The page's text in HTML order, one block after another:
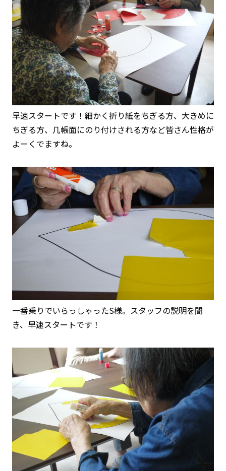
早速スタートです！細かく折り紙をちぎる方、大きめに
ちぎる方、几帳面にのり付けされる方など皆さん性格が
よーくでますね。
一番乗りでいらっしゃったS様。スタッフの説明を聞
き、早速スタートです！